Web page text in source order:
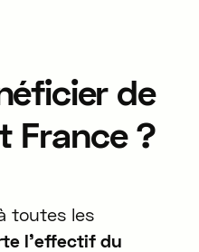
de
France ?
toutes les
l'effectif du